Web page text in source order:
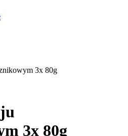
3x 80g
3x 80g